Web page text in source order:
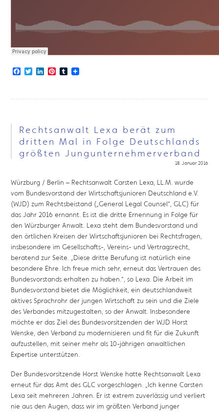
Facebook
TwitterLinkedIn
Pinterest
Tumblr
Rechtsanwalt Lexa berät zum
dritten Mal in Folge Deutschlands
größten Jungunternehmerverband
18. Januar 2016
Würzburg / Berlin – Rechtsanwalt Carsten Lexa, LL.M. wurde
vom Bundesvorstand der Wirtschaftsjunioren Deutschland e.V.
(WJD) zum Rechtsbeistand („General Legal Counsel“, GLC) für
das Jahr 2016 ernannt. Es ist die dritte Ernennung in Folge für
den Würzburger Anwalt. Lexa steht dem Bundesvorstand und
den örtlichen Kreisen der Wirtschaftsjunioren bei Rechtsfragen,
insbesondere im Gesellschafts-, Vereins- und Vertragsrecht,
beratend zur Seite. „Diese dritte Berufung ist natürlich eine
besondere Ehre. Ich freue mich sehr, erneut das Vertrauen des
Bundesvorstands erhalten zu haben.“, so Lexa. Die Arbeit im
Bundesvorstand bietet die Möglichkeit, ein deutschlandweit
aktives Sprachrohr der jungen Wirtschaft zu sein und die Ziele
des Verbandes mitzugestalten, so der Anwalt. Insbesondere
möchte er das Ziel des Bundesvorsitzenden der WJD Horst
Wenske, den Verband zu modernisieren und fit für die Zukunft
aufzustellen, mit seiner mehr als 10-jährigen anwaltlichen
Expertise unterstützen.
Der Bundesvorsitzende Horst Wenske hatte Rechtsanwalt Lexa
erneut für das Amt des GLC vorgeschlagen. „Ich kenne Carsten
Lexa seit mehreren Jahren. Er ist extrem zuverlässig und verliert
nie aus den Augen, dass wir im größten Verband junger